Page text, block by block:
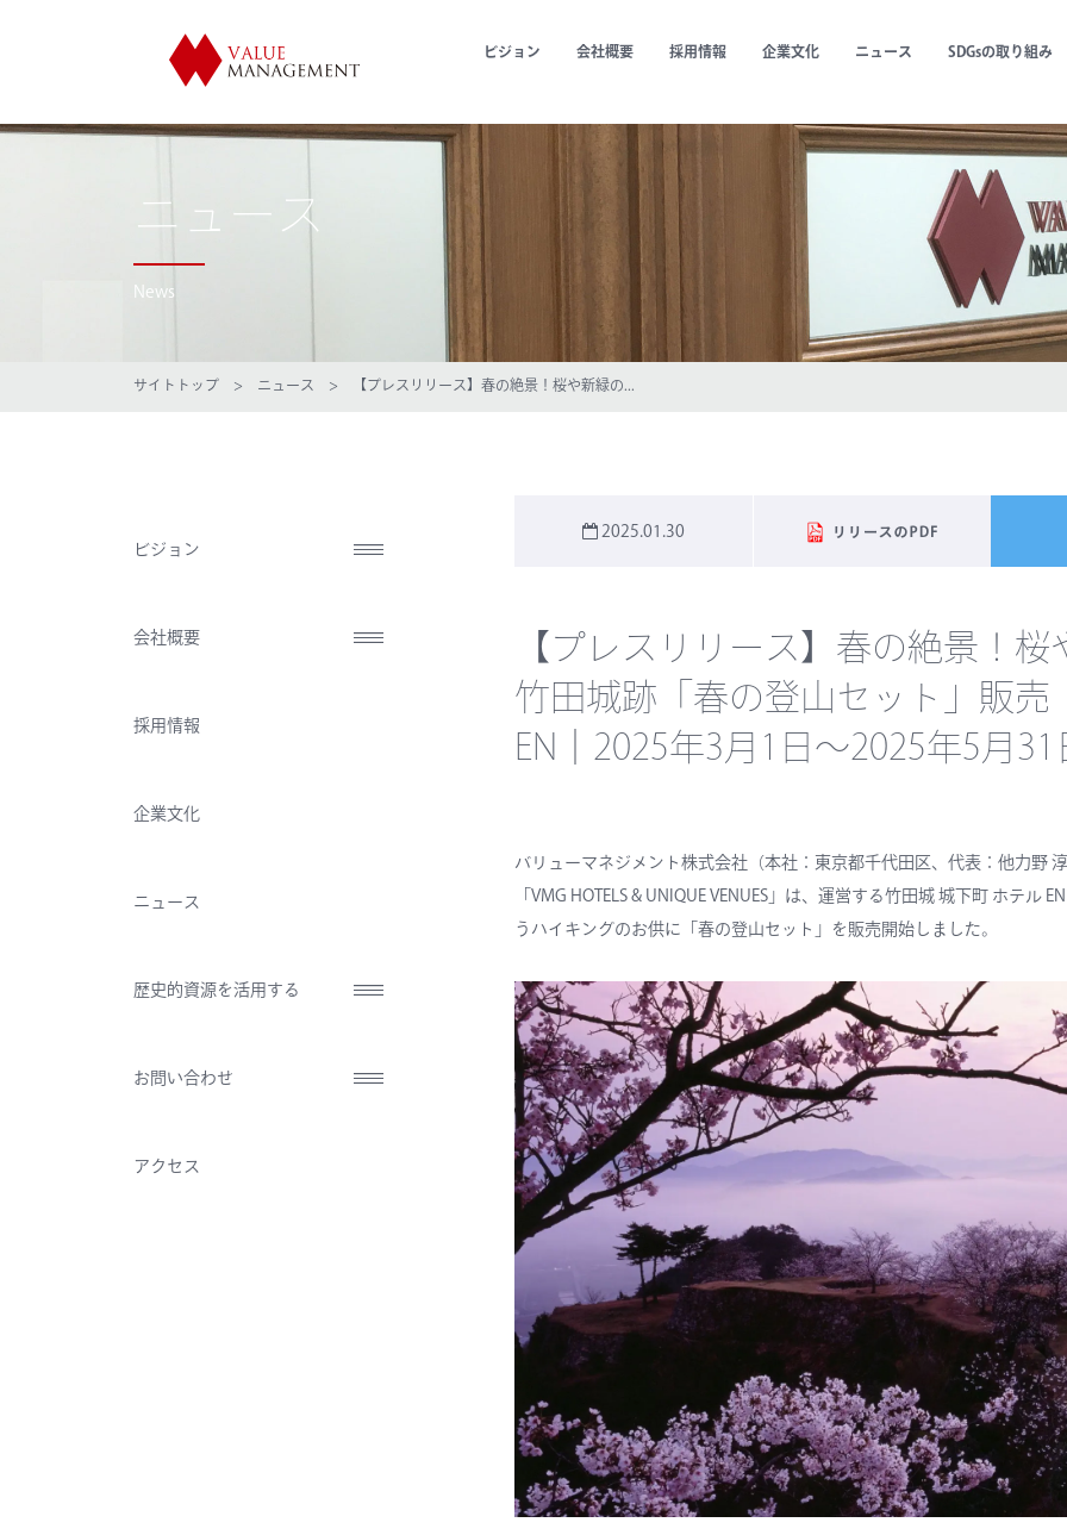
ビジョン 会社概要 採用情報 企業文化 ニュース SDGsの取り組み
ニュース
News
サイトトップ > ニュース > 【プレスリリース】春の絶景！桜や新緑の...
ビジョン
会社概要
採用情報
企業文化
ニュース
歴史的資源を活用する
お問い合わせ
アクセス
2025.01.30
【プレスリリース】春の絶景！
竹田城跡「春の登山セット」販売
EN｜2025年3月1日～2025年5月31
バリューマネジメント株式会社（本社：東京都千代田区、代表：他力野
「VMG HOTELS & UNIQUE VENUES」は、運営する竹田城 城下町 ホテ
うハイキングのお供に「春の登山セット」を販売開始しました。